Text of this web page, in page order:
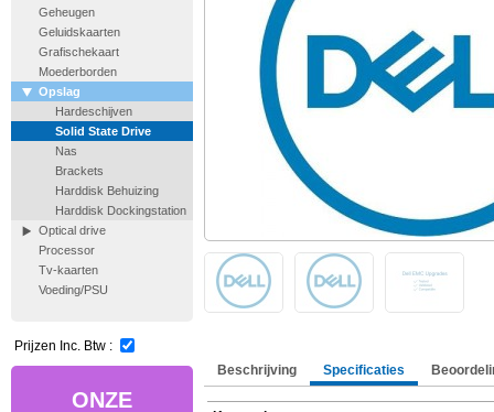
Geheugen
Geluidskaarten
Grafischekaart
Moederborden
Opslag
Hardeschijven
Solid State Drive
Nas
Brackets
Harddisk Behuizing
Harddisk Dockingstation
Optical drive
Processor
Tv-kaarten
Voeding/PSU
Prijzen Inc. Btw :
ONZE
Beschrijving Specificaties